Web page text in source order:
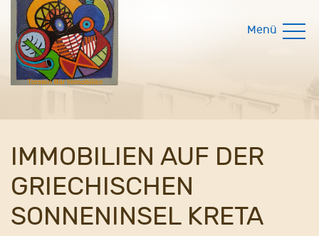
Menü
IMMOBILIEN AUF DER
GRIECHISCHEN
SONNENINSEL KRETA